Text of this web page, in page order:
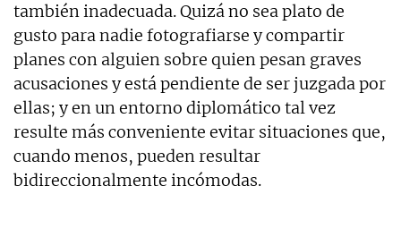
también inadecuada. Quizá no sea plato de
gusto para nadie fotografiarse y compartir
planes con alguien sobre quien pesan graves
acusaciones y está pendiente de ser juzgada por
ellas; y en un entorno diplomático tal vez
resulte más conveniente evitar situaciones que,
cuando menos, pueden resultar
bidireccionalmente incómodas.